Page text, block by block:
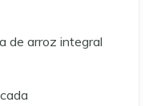
de arroz integral